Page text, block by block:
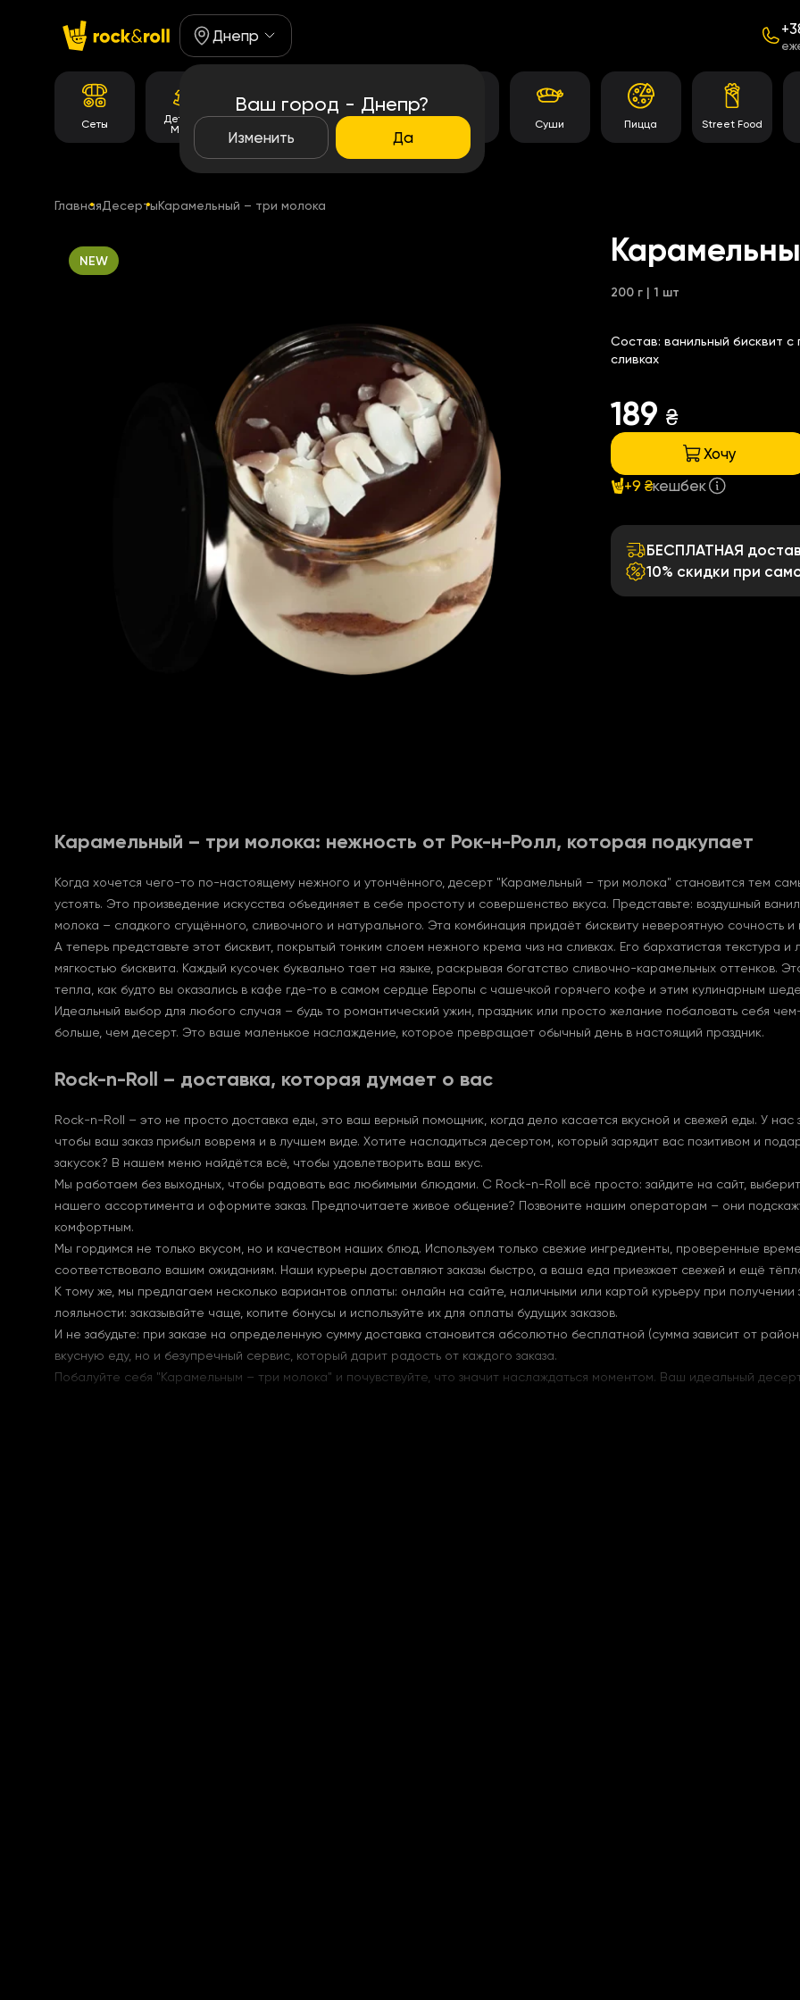
Днепр
Ваш город - Днепр?
Изменить Да
Сеты
Детское
Меню
Корейське
Темпура
роллы
Суши Пицца Street Food
ГлавнаяДесертыКарамельный – три молока
NEW
200 г | 1 шт
Состав: ванильный бисквит
сливках
189 ₴
Хочу
+9 ₴кешбек
БЕСПЛАТНАЯ
10% скидки при
Карамельный – три молока: нежность от Рок-н-Ролл, которая подкупает
Когда хочется чего-то по-настоящему нежного и утончённого, десерт "Карамельный – три молока" становится тем
устоять. Это произведение искусства объединяет в себе простоту и совершенство вкуса. Представьте: воздушный
молока – сладкого сгущённого, сливочного и натурального. Эта комбинация придаёт бисквиту невероятную сочность
А теперь представьте этот бисквит, покрытый тонким слоем нежного крема чиз на сливках. Его бархатистая текстура
мягкостью бисквита. Каждый кусочек буквально тает на языке, раскрывая богатство сливочно-карамельных оттенков.
тепла, как будто вы оказались в кафе где-то в самом сердце Европы с чашечкой горячего кофе и этим кулинарным
Идеальный выбор для любого случая – будь то романтический ужин, праздник или просто желание побаловать себя
больше, чем десерт. Это ваше маленькое наслаждение, которое превращает обычный день в настоящий праздник.
Rock-n-Roll – доставка, которая думает о вас
Rock-n-Roll – это не просто доставка еды, это ваш верный помощник, когда дело касается вкусной и свежей еды. У нас
чтобы ваш заказ прибыл вовремя и в лучшем виде. Хотите насладиться десертом, который зарядит вас позитивом и
закусок? В нашем меню найдётся всё, чтобы удовлетворить ваш вкус.
Мы работаем без выходных, чтобы радовать вас любимыми блюдами. С Rock-n-Roll всё просто: зайдите на сайт,
нашего ассортимента и оформите заказ. Предпочитаете живое общение? Позвоните нашим операторам – они
комфортным.
Мы гордимся не только вкусом, но и качеством наших блюд. Используем только свежие ингредиенты, проверенные
соответствовало вашим ожиданиям. Наши курьеры доставляют заказы быстро, а ваша еда приезжает свежей и ещё
К тому же, мы предлагаем несколько вариантов оплаты: онлайн на сайте, наличными или картой курьеру при
лояльности: заказывайте чаще, копите бонусы и используйте их для оплаты будущих заказов.
И не забудьте: при заказе на определенную сумму доставка становится абсолютно бесплатной (сумма зависит от
вкусную еду, но и безупречный сервис, который дарит радость от каждого заказа.
Побалуйте себя "Карамельным – три молока" и почувствуйте, что значит наслаждаться моментом. Ваш идеальный